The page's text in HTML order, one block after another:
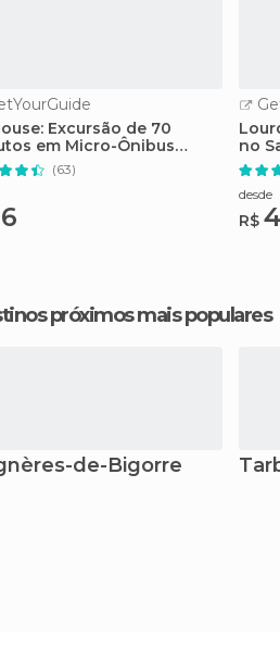
Excursão de 70
em Micro-Ônibus
(63)
no
desde
R$
próximos mais populares
de-Bigorre